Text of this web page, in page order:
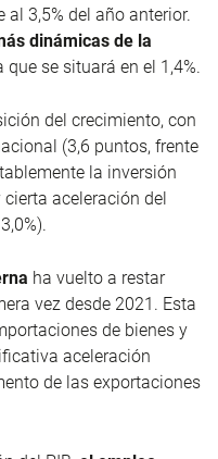
3,5% del año anterior.
dinámicas de la
se situará en el 1,4%.
del crecimiento, con
(3,6 puntos, frente
la inversión
cierta aceleración del
ha vuelto a restar
vez desde 2021. Esta
de bienes y
aceleración
de las exportaciones